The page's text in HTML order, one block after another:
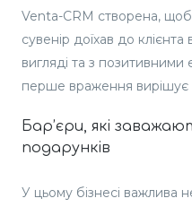
Venta-CRM створена,
сувенір доїхав до
вигляді та з
перше враження вирішує
Бар’єри, які
подарунків
У цьому бізнесі важлива